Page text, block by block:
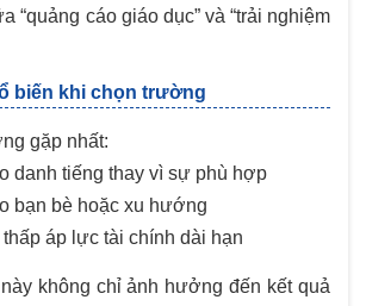
“quảng cáo giáo dục” và “trải nghiệm
biến khi chọn trường
gặp nhất:
danh tiếng thay vì sự phù hợp
bạn bè hoặc xu hướng
áp lực tài chính dài hạn
không chỉ ảnh hưởng đến kết quả